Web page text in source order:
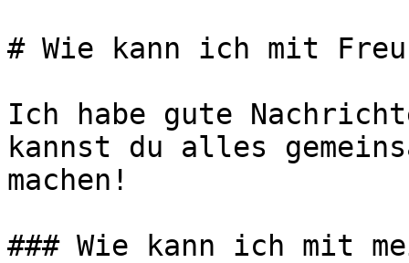
# Wie kann ich mit
Ich habe gute
kannst du alles
machen!
### Wie kann ich mit